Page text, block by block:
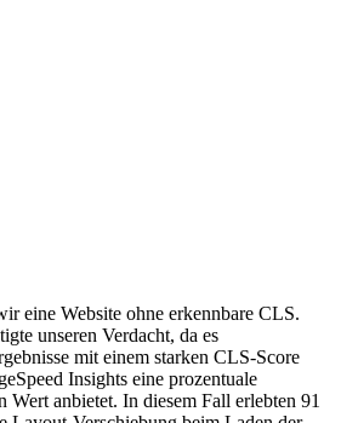
eine Website ohne erkennbare CLS.
unseren Verdacht, da es
mit einem starken CLS-Score
Insights eine prozentuale
Wert anbietet. In diesem Fall erlebten 91